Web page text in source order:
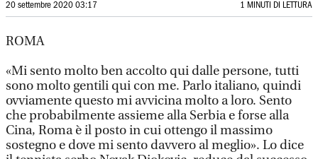
20 settembre 2020 03:17 1 MINUTI DI LETTURA
ROMA
«Mi sento molto ben accolto qui dalle persone, tutti
sono molto gentili qui con me. Parlo italiano, quindi
ovviamente questo mi avvicina molto a loro. Sento
che probabilmente assieme alla Serbia e forse alla
Cina, Roma è il posto in cui ottengo il massimo
sostegno e dove mi sento davvero al meglio». Lo dice